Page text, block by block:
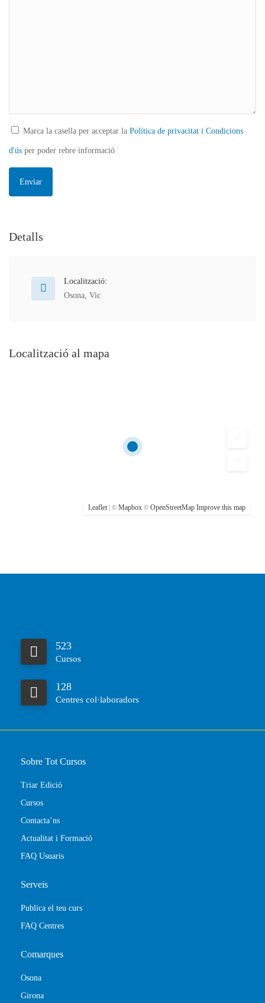
Marca la casella per acceptar la Política de privacitat i Condicions
d'ús per poder rebre informació
Detalls
Localització:
Osona, Vic
Localització al mapa
Leaflet | © Mapbox © OpenStreetMap Improve this map
523
Cursos
128
Centres col·laboradors
Sobre Tot Cursos
Triar Edició
Cursos
Contacta’ns
Actualitat i Formació
FAQ Usuaris
Serveis
Publica el teu curs
FAQ Centres
Comarques
Osona
Girona